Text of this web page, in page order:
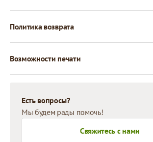
Политика возврата
Возможности печати
Есть вопросы?
Мы будем рады помочь!
Свяжитесь с нами